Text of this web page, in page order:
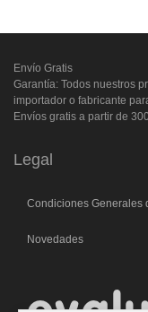
Envío Gratis
Garantía: Todos nuestros
importador o fabricante
Envíos gratis a partir de
Legal
Condiciones Generales
Novedades